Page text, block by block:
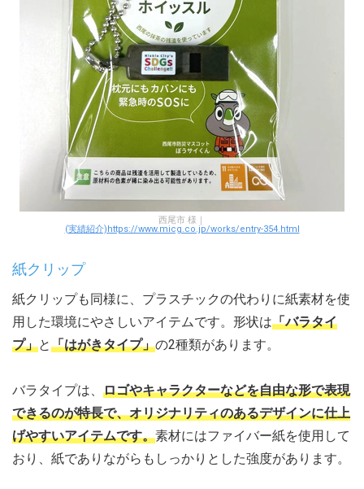
西尾市 様｜
(実績紹介)https://www.micg.co.jp/works/entry-354.html
紙クリップ
紙クリップも同様に、プラスチックの代わりに紙素材を使
用した環境にやさしいアイテムです。形状は「バラタイ
プ」と「はがきタイプ」の2種類があります。
バラタイプは、 ロゴやキャラクターなどを自由な形で表現
できるのが特長で、オリジナリティのあるデザインに仕上
げやすいアイテムです。素材にはファイバー紙を使用して
おり、紙でありながらもしっかりとした強度があります。